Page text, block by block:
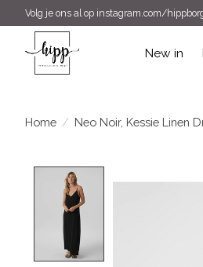
Volg je ons al op instagram.com/
New in
Home / Neo Noir, Kessie Linen